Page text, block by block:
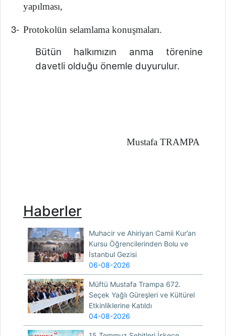
yapılması,
3- Protokolün selamlama konuşmaları.
Bütün halkımızın anma törenine
davetli olduğu önemle duyurulur.
Mustafa TRAMPA
Haberler
Muhacir ve Ahiriyan Camii Kur’an
Kursu Öğrencilerinden Bolu ve
İstanbul Gezisi
06-08-2026
Müftü Mustafa Trampa 672.
Seçek Yağlı Güreşleri ve Kültürel
Etkinliklerine Katıldı
04-08-2026